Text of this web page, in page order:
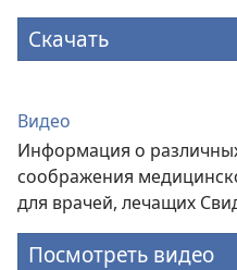
Скачать
Видео
Информация о
соображения
для врачей, лечащих
Посмотреть видео